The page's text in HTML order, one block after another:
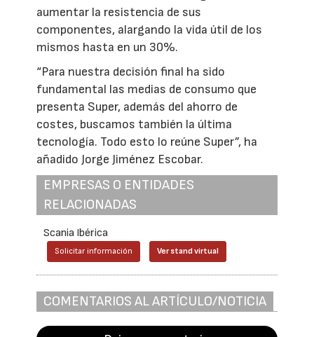
aumentar la resistencia de sus
componentes, alargando la vida útil de los
mismos hasta en un 30%.
“Para nuestra decisión final ha sido
fundamental las medias de consumo que
presenta Super, además del ahorro de
costes, buscamos también la última
tecnología. Todo esto lo reúne Super”, ha
añadido Jorge Jiménez Escobar.
EMPRESAS O ENTIDADES
RELACIONADAS
Scania Ibérica
Solicitar información Ver stand virtual
COMENTARIOS AL ARTÍCULO/NOTICIA